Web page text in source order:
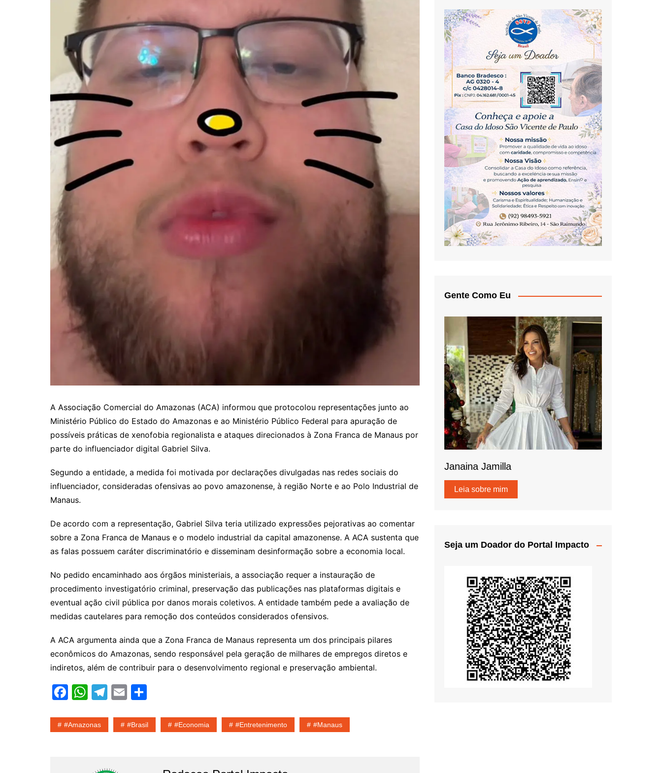
A Associação Comercial do Amazonas (ACA) informou que protocolou representações junto ao
Ministério Público do Estado do Amazonas e ao Ministério Público Federal para apuração de
possíveis práticas de xenofobia regionalista e ataques direcionados à Zona Franca de Manaus por
parte do influenciador digital Gabriel Silva.
Segundo a entidade, a medida foi motivada por declarações divulgadas nas redes sociais do
influenciador, consideradas ofensivas ao povo amazonense, à região Norte e ao Polo Industrial de
Manaus.
De acordo com a representação, Gabriel Silva teria utilizado expressões pejorativas ao comentar
sobre a Zona Franca de Manaus e o modelo industrial da capital amazonense. A ACA sustenta que
as falas possuem caráter discriminatório e disseminam desinformação sobre a economia local.
No pedido encaminhado aos órgãos ministeriais, a associação requer a instauração de
procedimento investigatório criminal, preservação das publicações nas plataformas digitais e
eventual ação civil pública por danos morais coletivos. A entidade também pede a avaliação de
medidas cautelares para remoção dos conteúdos considerados ofensivos.
A ACA argumenta ainda que a Zona Franca de Manaus representa um dos principais pilares
econômicos do Amazonas, sendo responsável pela geração de milhares de empregos diretos e
indiretos, além de contribuir para o desenvolvimento regional e preservação ambiental.
F
c
W
at
T
e
E
ai ar
#amazonas #Brasil #economia #entretenimento #Manaus
Gente Como Eu
Janaina Jamilla
Leia sobre mim
Seja um Doador do Portal Impacto